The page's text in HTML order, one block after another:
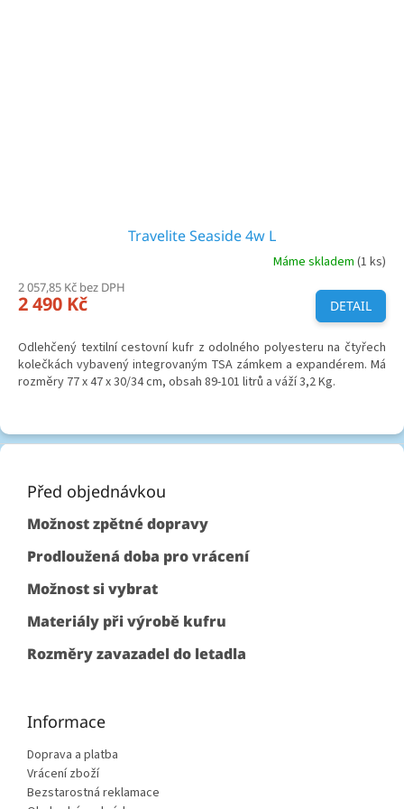
Travelite Seaside 4w L
Máme skladem (1 ks)
2 057,85 Kč bez DPH
2 490 Kč DETAIL
Odlehčený textilní cestovní kufr z odolného polyesteru na čtyřech
kolečkách vybavený integrovaným TSA zámkem a expandérem. Má
rozměry 77 x 47 x 30/34 cm, obsah 89-101 litrů a váží 3,2 Kg.
Z
Před objednávkou
Možnost zpětné dopravy
Prodloužená doba pro vrácení
Možnost si vybrat
Materiály při výrobě kufru
Rozměry zavazadel do letadla
Informace
Doprava a platba
Vrácení zboží
Bezstarostná reklamace